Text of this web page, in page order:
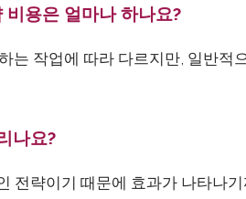
비용은 얼마나 하나요?
는 작업에 따라 다르지만, 일반적
나요?
전략이기 때문에 효과가 나타나